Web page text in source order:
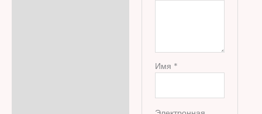
Имя *